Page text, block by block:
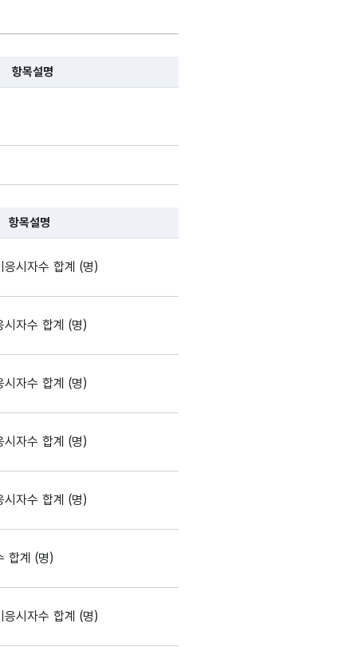
항목설명
항목설명
시자수 합계 (명)
자수 합계 (명)
자수 합계 (명)
자수 합계 (명)
자수 합계 (명)
합계 (명)
시자수 합계 (명)